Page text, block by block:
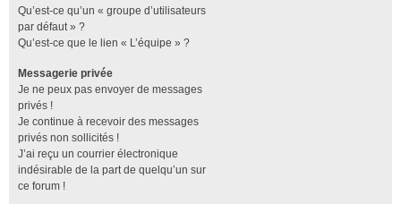
Qu’est-ce qu’un « groupe d’utilisateurs
par défaut » ?
Qu’est-ce que le lien « L’équipe » ?
Messagerie privée
Je ne peux pas envoyer de messages
privés !
Je continue à recevoir des messages
privés non sollicités !
J’ai reçu un courrier électronique
indésirable de la part de quelqu’un sur
ce forum !